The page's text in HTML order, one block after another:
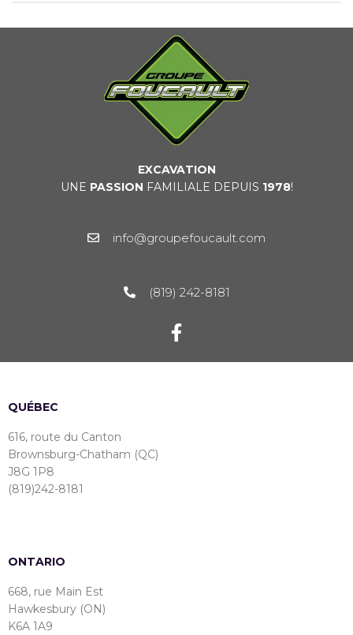
EXCAVATION
UNE PASSION FAMILIALE DEPUIS 1978!
info@groupefoucault.com
(819) 242-8181
QUÉBEC
616, route du Canton
Brownsburg-Chatham (QC)
J8G 1P8
(819)242-8181
ONTARIO
668, rue Main Est
Hawkesbury (ON)
K6A 1A9